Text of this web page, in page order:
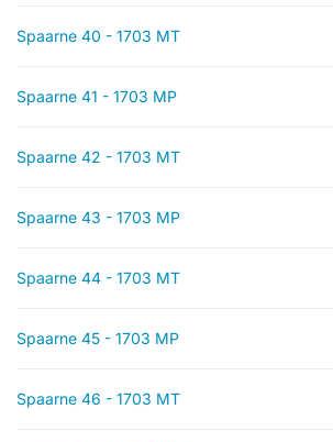
Spaarne 40 - 1703 MT
Spaarne 41 - 1703 MP
Spaarne 42 - 1703 MT
Spaarne 43 - 1703 MP
Spaarne 44 - 1703 MT
Spaarne 45 - 1703 MP
Spaarne 46 - 1703 MT